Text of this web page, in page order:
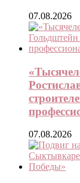
07.08.2026
07.08.2026